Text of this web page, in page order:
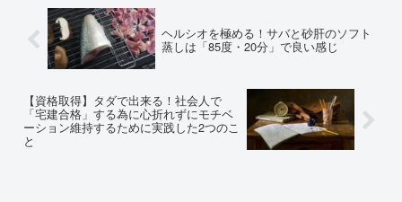
ヘルシオを極める！サバと砂肝のソフト
蒸しは「85度・20分」で良い感じ
【資格取得】タダで出来る！社会人で
「宅建合格」する為に心折れずにモチベ
ーション維持するために実践した2つのこ
と